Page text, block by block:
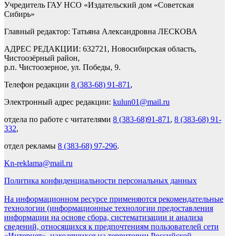
Учредитель ГАУ НСО «Издательский дом «Советская
Сибирь»
Главный редактор: Татьяна Александровна ЛЕСКОВА
АДРЕС РЕДАКЦИИ: 632721, Новосибирская область,
Чистоозёрный район,
р.п. Чистоозерное, ул. Победы, 9.
Телефон редакции 8 (383-68) 91-871 ,
Электронный адрес редакции: kulun01@mail.ru
отдела по работе с читателями 8 (383-68)91-871 , 8 (383-68) 91-
332,
отдел рекламы 8 (383-68) 97-296.
Kn-reklama@mail.ru
Политика конфиденциальности персональных данных
На информационном ресурсе применяются рекомендательные
технологии (информационные технологии предоставления
информации на основе сбора, систематизации и анализа
сведений, относящихся к предпочтениям пользователей сети